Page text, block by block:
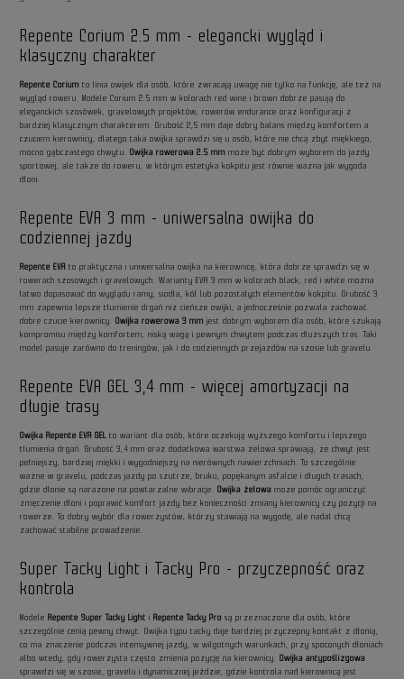
Repente Corium 2.5 mm - elegancki wygląd i
klasyczny charakter
Repente Corium to linia owijek dla osób, które zwracają uwagę nie tylko na funkcję, ale też na
wygląd roweru. Modele Corium 2.5 mm w kolorach red wine i brown dobrze pasują do
eleganckich szosówek, gravelowych projektów, rowerów endurance oraz konfiguracji z
bardziej klasycznym charakterem. Grubość 2,5 mm daje dobry balans między komfortem a
czuciem kierownicy, dlatego taka owijka sprawdzi się u osób, które nie chcą zbyt miękkiego,
mocno gąbczastego chwytu.Owijka rowerowa 2.5 mm może być dobrym wyborem do jazdy
sportowej, ale także do roweru, w którym estetyka kokpitu jest równie ważna jak wygoda
dłoni.
Repente EVA 3 mm - uniwersalna owijka do
codziennej jazdy
Repente EVA to praktyczna i uniwersalna owijka na kierownicę, która dobrze sprawdzi się w
rowerach szosowych i gravelowych. Warianty EVA 3 mm w kolorach black, red i white można
łatwo dopasować do wyglądu ramy, siodła, kół lub pozostałych elementów kokpitu. Grubość 3
mm zapewnia lepsze tłumienie drgań niż cieńsze owijki, a jednocześnie pozwala zachować
dobre czucie kierownicy.Owijka rowerowa 3 mm jest dobrym wyborem dla osób, które szukają
kompromisu między komfortem, niską wagą i pewnym chwytem podczas dłuższych tras. Taki
model pasuje zarówno do treningów, jak i do codziennych przejazdów na szosie lub gravelu.
Repente EVA GEL 3,4 mm - więcej amortyzacji na
długie trasy
Owijka Repente EVA GEL to wariant dla osób, które oczekują wyższego komfortu i lepszego
tłumienia drgań. Grubość 3,4 mm oraz dodatkowa warstwa żelowa sprawiają, że chwyt jest
pełniejszy, bardziej miękki i wygodniejszy na nierównych nawierzchniach. To szczególnie
ważne w gravelu, podczas jazdy po szutrze, bruku, popękanym asfalcie i długich trasach,
gdzie dłonie są narażone na powtarzalne wibracje.Owijka żelowa może pomóc ograniczyć
zmęczenie dłoni i poprawić komfort jazdy bez konieczności zmiany kierownicy czy pozycji na
rowerze. To dobry wybór dla rowerzystów, którzy stawiają na wygodę, ale nadal chcą
zachować stabilne prowadzenie.
Super Tacky Light i Tacky Pro - przyczepność oraz
kontrola
Modele Repente Super Tacky Light i Repente Tacky Pro są przeznaczone dla osób, które
szczególnie cenią pewny chwyt. Owijka typu tacky daje bardziej przyczepny kontakt z dłonią,
co ma znaczenie podczas intensywnej jazdy, w wilgotnych warunkach, przy spoconych dłoniach
albo wtedy, gdy rowerzysta często zmienia pozycję na kierownicy. Owijka antypoślizgowa
sprawdzi się w szosie, gravelu i dynamicznej jeździe, gdzie kontrola nad kierownicą jest